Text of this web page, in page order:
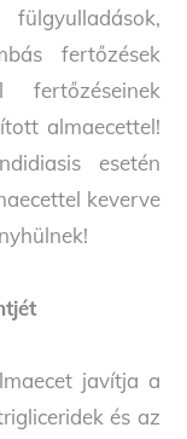
fertőzések
almaecettel!
esetén
keverve
javítja a
és az